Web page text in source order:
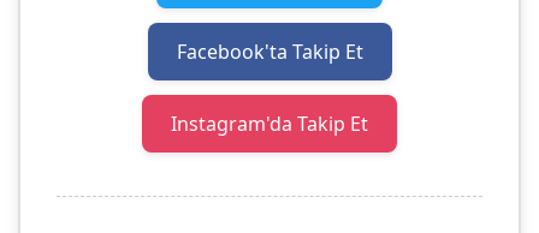
Facebook'ta Takip Et
Instagram'da Takip Et